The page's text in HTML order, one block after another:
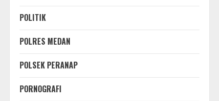
POLITIK
POLRES MEDAN
POLSEK PERANAP
PORNOGRAFI